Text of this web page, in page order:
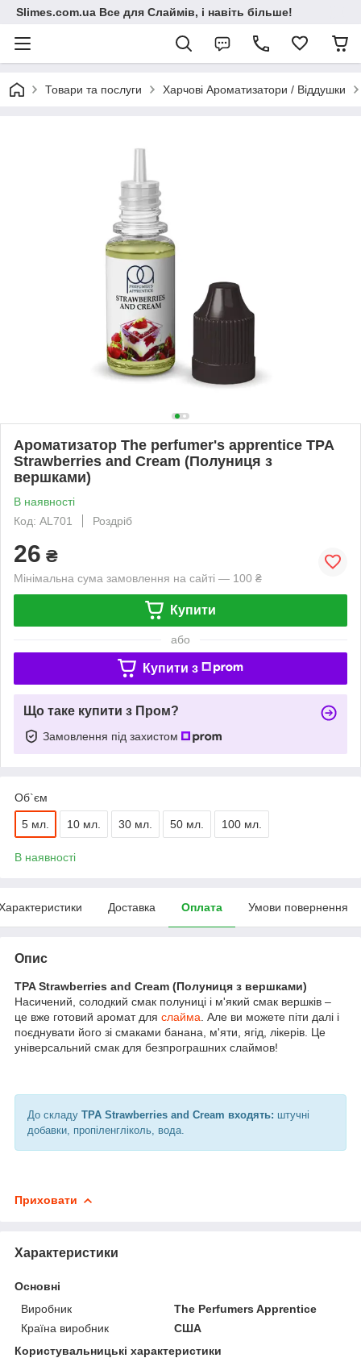
Slimes.com.ua Все для Слаймів, і навіть більше!
Товари та послуги Харчові Ароматизатори / Віддушки
Ароматизатор The perfumer's apprentice TPA
Strawberries and Cream (Полуниця з
вершками)
В наявності
Код: AL701
Роздріб
26 ₴
Мінімальна сума замовлення на сайті — 100 ₴
Купити
або
Купити з
Що таке купити з Пром?
Замовлення під захистом
Об`єм
5 мл. 10 мл. 30 мл. 50 мл. 100 мл.
В наявності
Доставка Оплата Умови повернення
Опис
TPA Strawberries and Cream (Полуниця з вершками)
Насичений, солодкий смак полуниці і м'який смак вершків –
це вже готовий аромат для слайма . Але ви можете піти далі і
поєднувати його зі смаками банана, м'яти, ягід, лікерів. Це
універсальний смак для безпрограшних слаймов!
До складу TPA Strawberries and Cream входять: штучні
добавки, пропіленгліколь, вода.
Приховати
Характеристики
Основні
Виробник
The Perfumers Apprentice
Країна виробник
США
Користувальницькі характеристики